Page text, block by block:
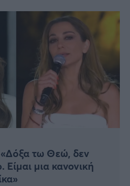
τω Θεώ, δεν
μια κανονική